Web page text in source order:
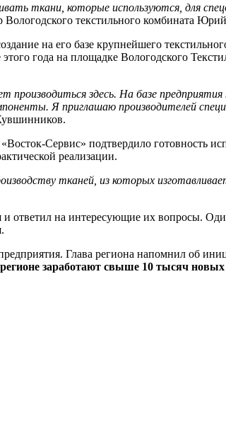
ткани, которые используются, для
Вологодского текстильного комбината
на его базе крупнейшего
года на площадке Вологодского
производиться здесь. На базе
Я приглашаю производителей
Сервис» подтвердило готовность
реализации.
тканей, из которых
и ответил на интересующие их вопросы.
Глава региона напомнил об
заработают свыше 10 тысяч